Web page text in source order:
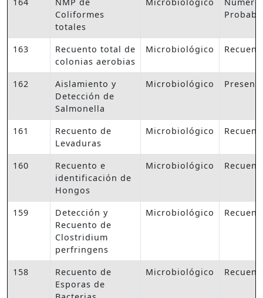
Coliformes
totales
163
Recuento total de
colonias aerobias
Microbiológico
162
Aislamiento y
Detección de
Salmonella
Microbiológico
161
Recuento de
Levaduras
Microbiológico
160
Recuento e
identificación de
Hongos
Microbiológico
159
Detección y
Recuento de
Clostridium
perfringens
Microbiológico
158
Recuento de
Esporas de
Microbiológico